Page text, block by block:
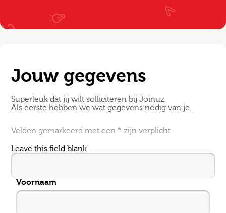
Jouw gegevens
Superleuk dat jij wilt solliciteren bij Joinuz.
Als eerste hebben we wat gegevens nodig van je.
Velden gemarkeerd met een * zijn verplicht
Leave this field blank
Voornaam